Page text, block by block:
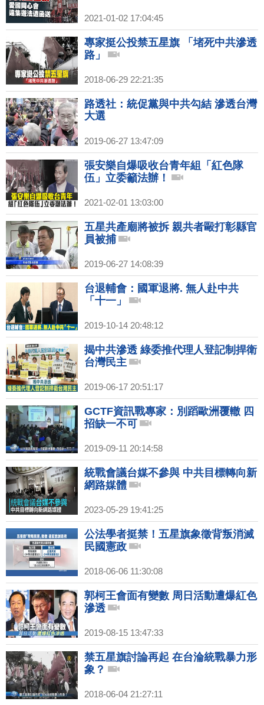
2021-01-02 17:04:45
專家挺公投禁五星旗 「堵死中共滲透
路」
2018-06-29 22:21:35
路透社：統促黨與中共勾結 滲透台灣
大選
2019-06-27 13:47:09
張安樂自爆吸收台青年組「紅色隊
伍」立委籲法辦！
2021-02-01 13:03:00
五星共產廟將被拆 親共者毆打彰縣官
員被捕
2019-06-27 14:08:39
台退輔會：國軍退將. 無人赴中共
「十一」
2019-10-14 20:48:12
揭中共滲透 綠委推代理人登記制捍衛
台灣民主
2019-06-17 20:51:17
GCTF資訊戰專家：別蹈歐洲覆轍 四
招缺一不可
2019-09-11 20:14:58
統戰會議台媒不參與 中共目標轉向新
網路媒體
2023-05-29 19:41:25
公法學者挺禁！五星旗象徵背叛消滅
民國憲政
2018-06-06 11:30:08
郭柯王會面有變數 周日活動遭爆紅色
滲透
2019-08-15 13:47:33
禁五星旗討論再起 在台淪統戰暴力形
象？
2018-06-04 21:27:11